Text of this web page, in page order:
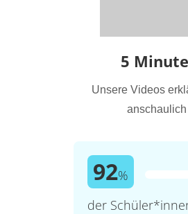
5
Unsere Videos
92%
der